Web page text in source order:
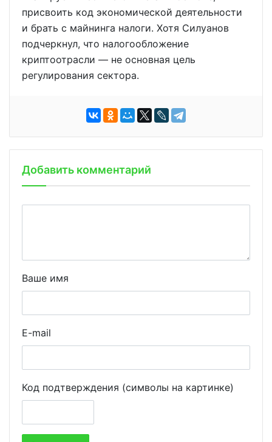
присвоить код экономической деятельности
и брать с майнинга налоги. Хотя Силуанов
подчеркнул, что налогообложение
криптоотрасли — не основная цель
регулирования сектора.
Добавить комментарий
Ваше имя
E-mail
Код подтверждения (символы на картинке)